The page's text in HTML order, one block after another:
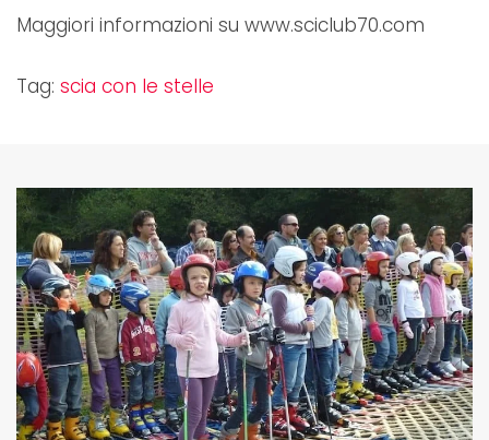
Maggiori informazioni su www.sciclub70.com
Tag: scia con le stelle